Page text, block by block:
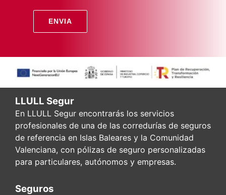
LLULL Segur
En LLULL Segur encontrarás los servicios
profesionales de una de las corredurías de seguros
de referencia en Islas Baleares y la Comunidad
Valenciana, con pólizas de seguro personalizadas
para particulares, autónomos y empresas.
Seguros